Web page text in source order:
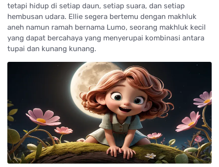
tetapi hidup di setiap daun, setiap suara, dan setiap
hembusan udara. Ellie segera bertemu dengan makhluk
aneh namun ramah bernama Lumo, seorang makhluk kecil
yang dapat bercahaya yang menyerupai kombinasi antara
tupai dan kunang kunang.